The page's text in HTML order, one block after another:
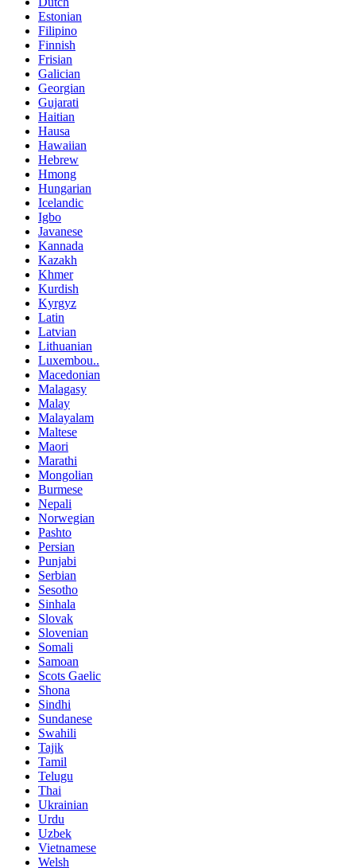
Estonian
Filipino
Finnish
Frisian
Galician
Georgian
Gujarati
Haitian
Hausa
Hawaiian
Hebrew
Hmong
Hungarian
Icelandic
Igbo
Javanese
Kannada
Kazakh
Khmer
Kurdish
Kyrgyz
Latin
Latvian
Lithuanian
Luxembou..
Macedonian
Malagasy
Malay
Malayalam
Maltese
Maori
Marathi
Mongolian
Burmese
Nepali
Norwegian
Pashto
Persian
Punjabi
Serbian
Sesotho
Sinhala
Slovak
Slovenian
Somali
Samoan
Scots Gaelic
Shona
Sindhi
Sundanese
Swahili
Tajik
Tamil
Telugu
Thai
Ukrainian
Urdu
Uzbek
Vietnamese
Welsh